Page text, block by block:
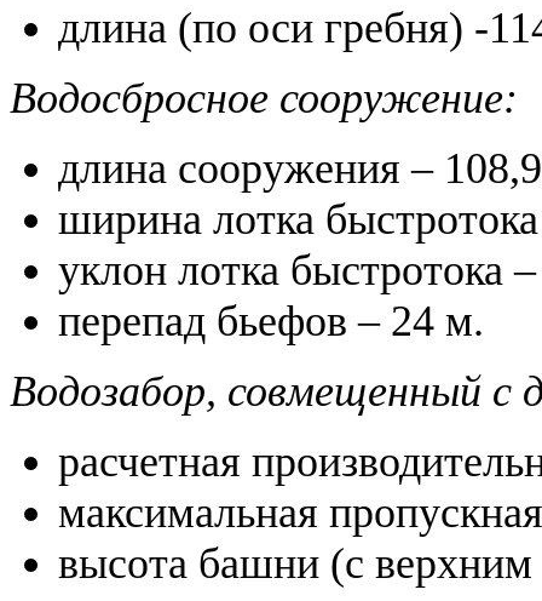
длина (по оси гребня) -
Водосбросное сооружение:
длина сооружения –
ширина лотка
уклон лотка быстротока
перепад бьефов – 24 м.
Водозабор, совмещенный с
расчетная
максимальная
высота башни (с